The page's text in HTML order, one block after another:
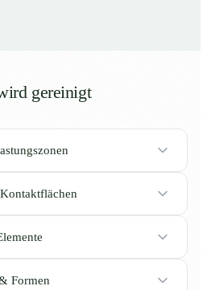
gereinigt
Formen